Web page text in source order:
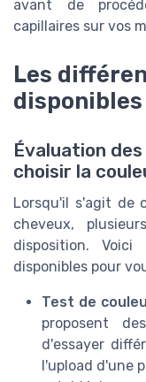
avant de
capillaires sur vos
Les
disponibles
Évaluation
choisir la
Lorsqu'il s'agit de
cheveux,
disposition.
disponibles pour
Test de
proposent
d'essayer
l'upload d'une